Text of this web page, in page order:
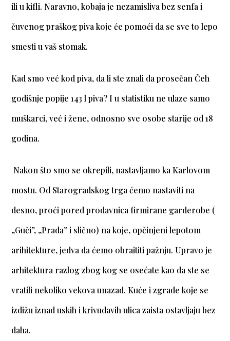
ili u kifli. Naravno, kobaja je nezamisliva bez senfa i
čuvenog praškog piva koje će pomoći da se sve to lepo
smesti u vaš stomak.
Kad smo već kod piva, da li ste znali da prosečan Čeh
godišnje popije 143 l piva? I u statistiku ne ulaze samo
muškarci, već i žene, odnosno sve osobe starije od 18
godina.
Nakon što smo se okrepili, nastavljamo ka Karlovom
mostu. Od Starogradskog trga ćemo nastaviti na
desno, proći pored prodavnica firmirane garderobe (
„Guči”, „Prada” i slično) na koje, opčinjeni lepotom
arihitekture, jedva da ćemo obraititi pažnju. Upravo je
arhitektura razlog zbog kog se osećate kao da ste se
vratili nekoliko vekova unazad. Kuće i zgrade koje se
izdižu iznad uskih i krivudavih ulica zaista ostavljaju bez
daha.